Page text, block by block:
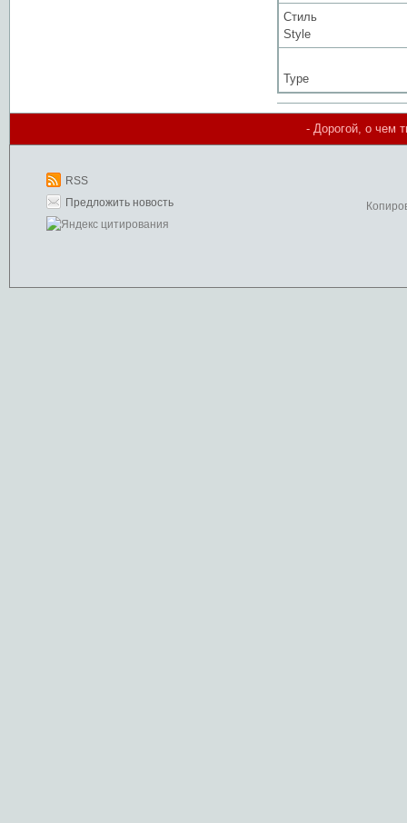
Стиль
Style
Type
- Дорогой, о чем
RSS
Предложить новость